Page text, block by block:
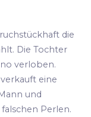
die
Die Tochter
verloben.
eine
und
Perlen.